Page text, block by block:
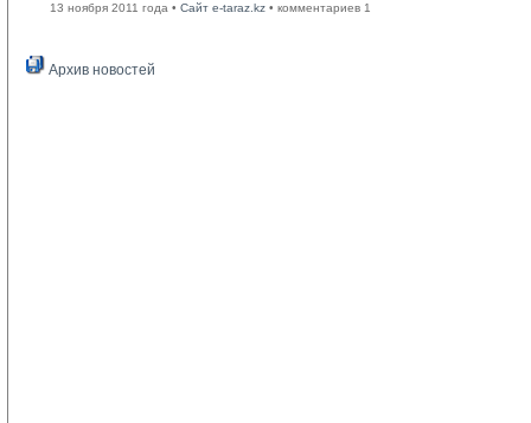
13 ноября 2011 года • Сайт e-taraz.kz • комментариев 1
Архив новостей